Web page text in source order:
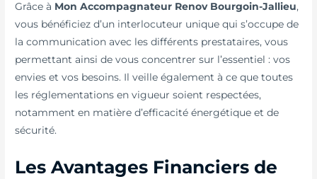
Grâce à Mon Accompagnateur Renov Bourgoin-Jallieu,
vous bénéficiez d’un interlocuteur unique qui s’occupe de
la communication avec les différents prestataires, vous
permettant ainsi de vous concentrer sur l’essentiel : vos
envies et vos besoins. Il veille également à ce que toutes
les réglementations en vigueur soient respectées,
notamment en matière d’efficacité énergétique et de
sécurité.
Les Avantages Financiers de